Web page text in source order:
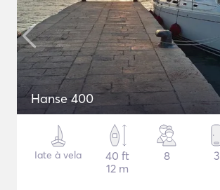
Hanse 400
Iate à vela
40 ft
12 m
8 3